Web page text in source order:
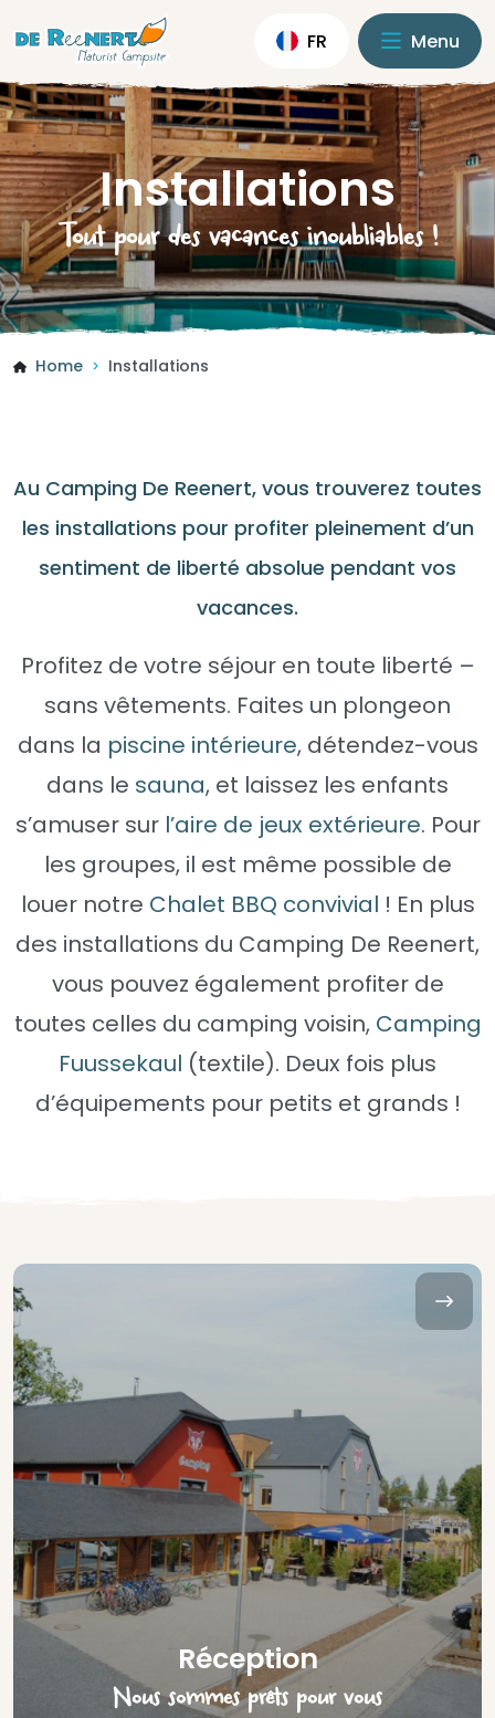
FR Menu
Installations
Tout pour des vacances inoubliables !
Home > Installations
Au Camping De Reenert, vous trouverez toutes
les installations pour profiter pleinement d’un
sentiment de liberté absolue pendant vos
vacances.
Profitez de votre séjour en toute liberté –
sans vêtements. Faites un plongeon
dans la piscine intérieure, détendez-vous
dans le sauna, et laissez les enfants
s’amuser sur l’aire de jeux extérieure. Pour
les groupes, il est même possible de
louer notre Chalet BBQ convivial ! En plus
des installations du Camping De Reenert,
vous pouvez également profiter de
toutes celles du camping voisin, Camping
Fuussekaul (textile). Deux fois plus
d’équipements pour petits et grands !
Réception
Nous sommes prêts pour vous